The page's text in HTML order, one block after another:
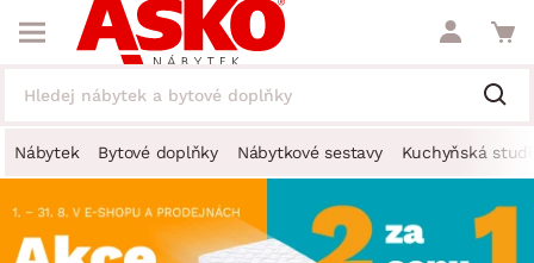
Nábytek Bytové doplňky Nábytkové sestavy Kuchyňská